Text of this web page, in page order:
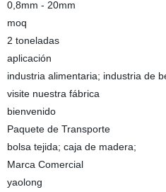
0,8mm - 20mm
moq
2 toneladas
aplicación
industria alimentaria; industria de
visite nuestra fábrica
bienvenido
Paquete de Transporte
bolsa tejida; caja de madera;
Marca Comercial
yaolong